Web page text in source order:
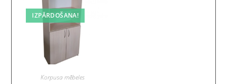
IZPĀRDOŠANA!
Korpusa mēbeles